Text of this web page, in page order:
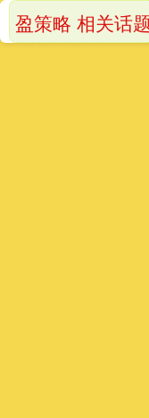
盈策略 相关话